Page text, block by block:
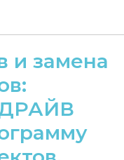
и замена